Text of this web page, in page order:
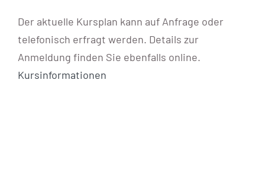
KONTAKT AUFNEHMEN
Der aktuelle Kursplan kann auf Anfrage oder
telefonisch erfragt werden. Details zur
Anmeldung finden Sie ebenfalls online.
Kursinformationen